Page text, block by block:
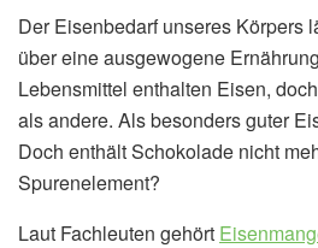
Der Eisenbedarf unseres Körpers
über eine ausgewogene
Lebensmittel enthalten Eisen,
als andere. Als besonders guter
Doch enthält Schokolade nicht
Spurenelement?
Laut Fachleuten gehört